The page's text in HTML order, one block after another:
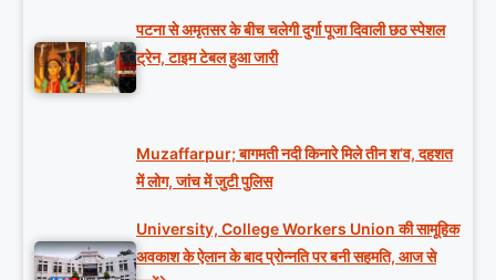
पटना से अमृतसर के बीच चलेगी दुर्गा पूजा दिवाली छठ स्पेशल
ट्रेन, टाइम टेबल हुआ जारी
Muzaffarpur; बागमती नदी किनारे मिले तीन श’व, दहशत
में लोग, जांच में जुटी पुलिस
University, College Workers Union की सामूहिक
अवकाश के ऐलान के बाद प्रोन्नति पर बनी सहमति, आज से